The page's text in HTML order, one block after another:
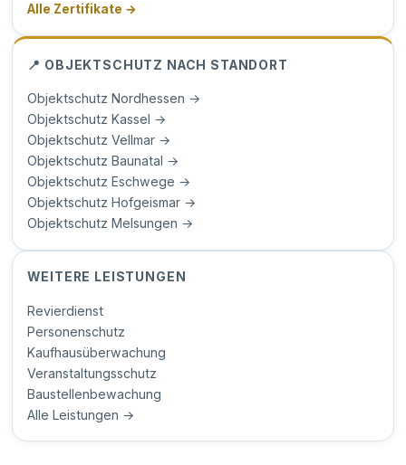
Alle Zertifikate →
📍 OBJEKTSCHUTZ NACH STANDORT
Objektschutz Nordhessen →
Objektschutz Kassel →
Objektschutz Vellmar →
Objektschutz Baunatal →
Objektschutz Eschwege →
Objektschutz Hofgeismar →
Objektschutz Melsungen →
WEITERE LEISTUNGEN
Revierdienst
Personenschutz
Kaufhausüberwachung
Veranstaltungsschutz
Baustellenbewachung
Alle Leistungen →